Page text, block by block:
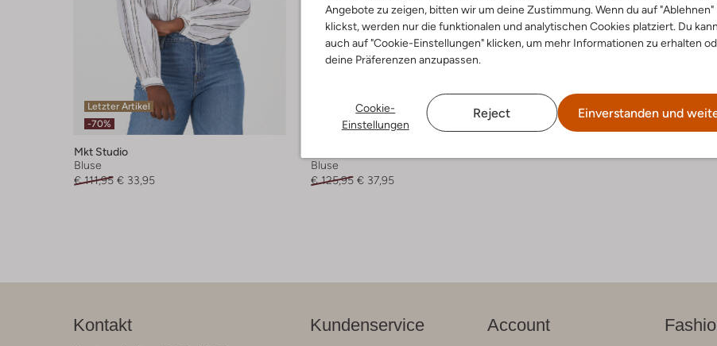
Angebote zu zeigen, bitten wir um deine Zustimmung. Wenn du auf "Ablehnen"
klickst, werden nur die funktionalen und analytischen Cookies platziert. Du
auch auf "Cookie-Einstellungen" klicken, um mehr Informationen zu erhalten
deine Präferenzen anzupassen.
Cookie-
Einstellungen
Reject Einverstanden und
Letzter Artikel
-70%
Mkt Studio
Bluse
€ 111,95 € 33,95
Letzter Artikel
-70%
Bluse
€ 125,95 € 37,95
Kontakt Kundenservice Account